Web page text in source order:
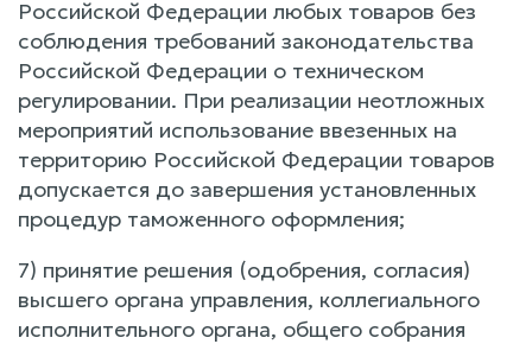
Российской Федерации любых товаров без
соблюдения требований законодательства
Российской Федерации о техническом
регулировании. При реализации неотложных
мероприятий использование ввезенных на
территорию Российской Федерации товаров
допускается до завершения установленных
процедур таможенного оформления;
7) принятие решения (одобрения, согласия)
высшего органа управления, коллегиального
исполнительного органа, общего собрания